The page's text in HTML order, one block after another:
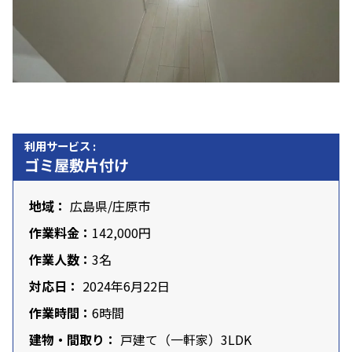
利用サービス :
ゴミ屋敷片付け
地域： 広島県/庄原市
作業料金： 142,000円
作業人数： 3名
対応日： 2024年6月22日
作業時間： 6時間
建物・間取り： 戸建て（一軒家）3LDK